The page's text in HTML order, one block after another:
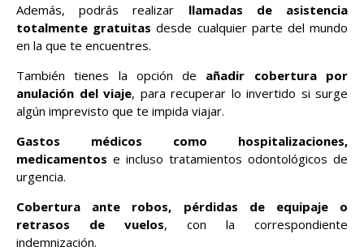
Además, podrás realizar llamadas de asistencia
totalmente gratuitas desde cualquier parte del mundo
en la que te encuentres.
También tienes la opción de añadir cobertura por
anulación del viaje, para recuperar lo invertido si surge
algún imprevisto que te impida viajar.
Gastos médicos como hospitalizaciones,
medicamentos e incluso tratamientos odontológicos de
urgencia.
Cobertura ante robos, pérdidas de equipaje o
retrasos de vuelos, con la correspondiente
indemnización.